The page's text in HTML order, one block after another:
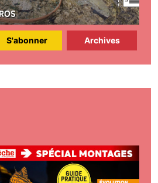
S'abonner Archives